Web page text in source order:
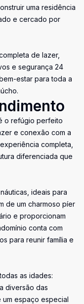
uma residência
e cercado por
de lazer,
e segurança 24
estar para toda a
o refúgio perfeito
e conexão com a
completa,
diferenciada que
ideais para
de um charmoso píer
e proporcionam
conta com
para reunir família e
as idades:
diversão das
espaço especial